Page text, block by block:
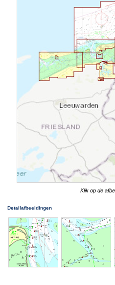
Klik op de
Detailafbeeldingen